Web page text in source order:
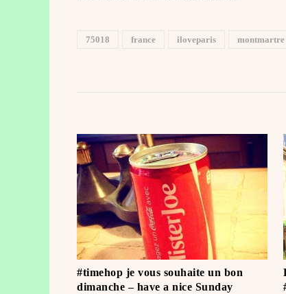
75018 france iloveparis montmartre
#timehop je vous souhaite un bon
dimanche – have a nice Sunday